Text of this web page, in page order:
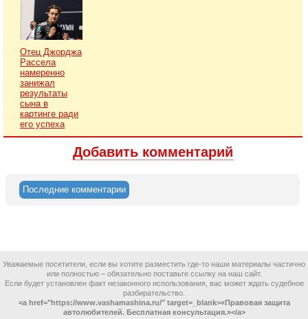
Отец Джорджа
Рассела
намеренно
занижал
результаты
сына в
картинге ради
его успеха
Добавить комментарий
Последние комментарии
Уважаемые посетители, если вы хотите разместить где-то наши материалы частично
или полностью – обязательно поставьте ссылку на наш сайт.
Если будет установлен факт незаконного использования, вас может ждать судебное
разбирательство.
<a href="https://www.vashamashina.ru/" target=_blank>«Правовая защита
автолюбителей. Бесплатная консультация.»</a>